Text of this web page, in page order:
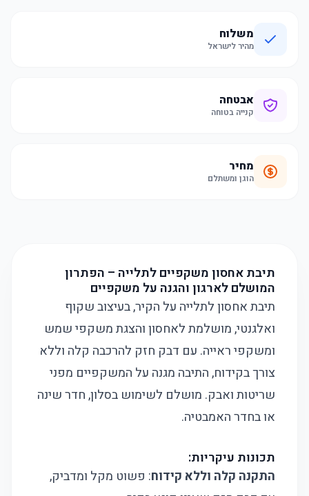
משלוח
מהיר לישראל
אבטחה
קנייה בטוחה
מחיר
הוגן ומשתלם
תיבת אחסון משקפיים לתלייה – הפתרון
המושלם לארגון והגנה על משקפיים
תיבת אחסון לתלייה על הקיר, בעיצוב שקוף
ואלגנטי, מושלמת לאחסון והצגת משקפי שמש
ומשקפי ראייה. עם דבק חזק להרכבה קלה וללא
צורך בקידוח, התיבה מגנה על המשקפיים מפני
שריטות ואבק. מושלם לשימוש בסלון, חדר שינה
או בחדר האמבטיה.
תכונות עיקריות:
התקנה קלה וללא קידוח: פשוט מקל ומדביק,